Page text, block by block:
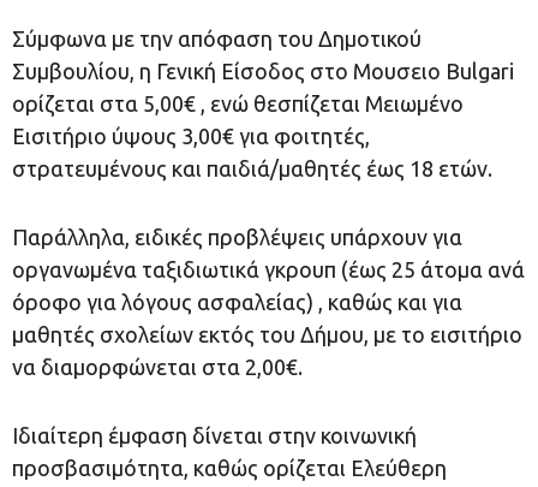
Σύμφωνα με την απόφαση του Δημοτικού
Συμβουλίου, η Γενική Είσοδος στο Μουσειο Bulgari
ορίζεται στα 5,00€ , ενώ θεσπίζεται Μειωμένο
Εισιτήριο ύψους 3,00€ για φοιτητές,
στρατευμένους και παιδιά/μαθητές έως 18 ετών.
Παράλληλα, ειδικές προβλέψεις υπάρχουν για
οργανωμένα ταξιδιωτικά γκρουπ (έως 25 άτομα ανά
όροφο για λόγους ασφαλείας) , καθώς και για
μαθητές σχολείων εκτός του Δήμου, με το εισιτήριο
να διαμορφώνεται στα 2,00€.
Ιδιαίτερη έμφαση δίνεται στην κοινωνική
προσβασιμότητα, καθώς ορίζεται Ελεύθερη